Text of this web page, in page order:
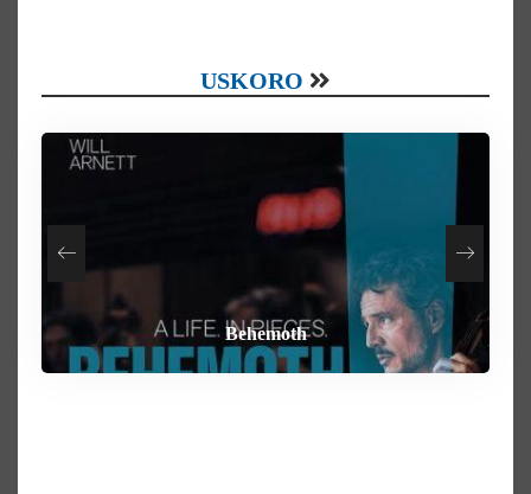
USKORO
Heart of the Beast
Behemoth
How To Rob A Bank
By Any Means